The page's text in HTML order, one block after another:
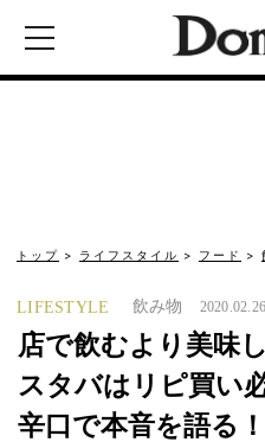
トップ ライフスタイル フード
LIFESTYLE 飲み物 2020.02.26
店で飲むより美味
スタバはリピ買い
辛口で本音を語る